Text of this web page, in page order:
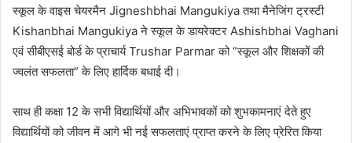
स्कूल के वाइस चेयरमैन Jigneshbhai Mangukiya तथा मैनेजिंग ट्रस्टी
Kishanbhai Mangukiya ने स्कूल के डायरेक्टर Ashishbhai Vaghani
एवं सीबीएसई बोर्ड के प्राचार्य Trushar Parmar को “स्कूल और शिक्षकों की
ज्वलंत सफलता” के लिए हार्दिक बधाई दी।
साथ ही कक्षा 12 के सभी विद्यार्थियों और अभिभावकों को शुभकामनाएं देते हुए
विद्यार्थियों को जीवन में आगे भी नई सफलताएं प्राप्त करने के लिए प्रेरित किया